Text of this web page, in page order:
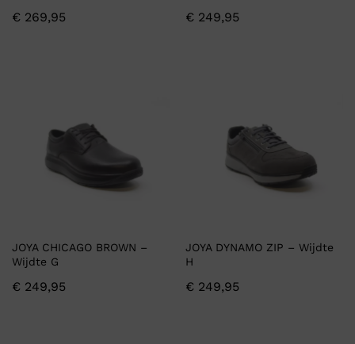
€ 269,95 € 249,95
JOYA CHICAGO BROWN –
Wijdte G
€ 249,95
JOYA DYNAMO ZIP – Wijdte
H
€ 249,95